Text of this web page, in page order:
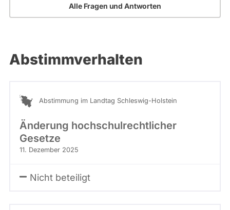
Alle Fragen und Antworten
Abstimmverhalten
Abstimmung im Landtag Schleswig-Holstein
Änderung hochschulrechtlicher
Gesetze
11. Dezember 2025
Nicht beteiligt